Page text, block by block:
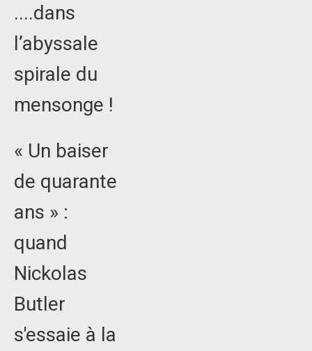
....dans
l’abyssale
spirale du
mensonge !
« Un baiser
de quarante
ans » :
quand
Nickolas
Butler
s'essaie à la